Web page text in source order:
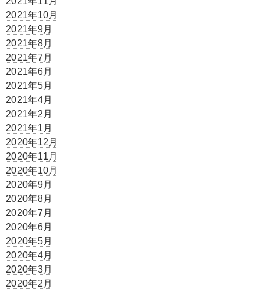
2021年10月
2021年9月
2021年8月
2021年7月
2021年6月
2021年5月
2021年4月
2021年2月
2021年1月
2020年12月
2020年11月
2020年10月
2020年9月
2020年8月
2020年7月
2020年6月
2020年5月
2020年4月
2020年3月
2020年2月